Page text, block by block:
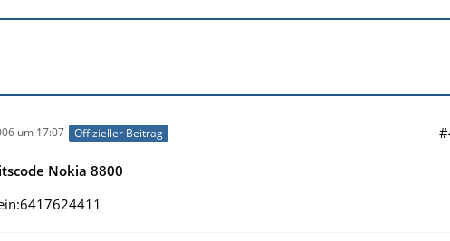
um 17:07 Offizieller Beitrag
Nokia 8800